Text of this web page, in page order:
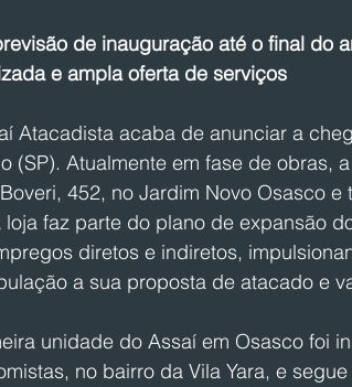
de inauguração até o final do
e ampla oferta de serviços
Atacadista acaba de anunciar a
(SP). Atualmente em fase de obras,
452, no Jardim Novo Osasco
loja faz parte do plano de expansão
diretos e indiretos,
a sua proposta de atacado e
unidade do Assaí em Osasco foi
no bairro da Vila Yara, e